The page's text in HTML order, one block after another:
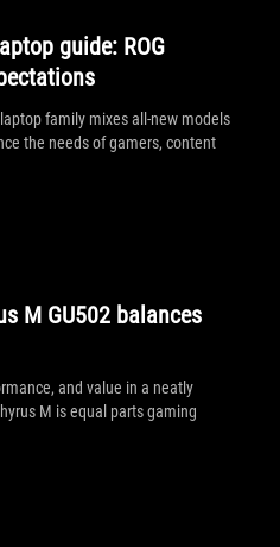
guide: ROG
family mixes all-new models
the needs of gamers, content
M GU502 balances
and value in a neatly
M is equal parts gaming